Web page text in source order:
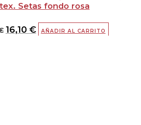
Setas fondo rosa
16,10 € AÑADIR AL CARRITO